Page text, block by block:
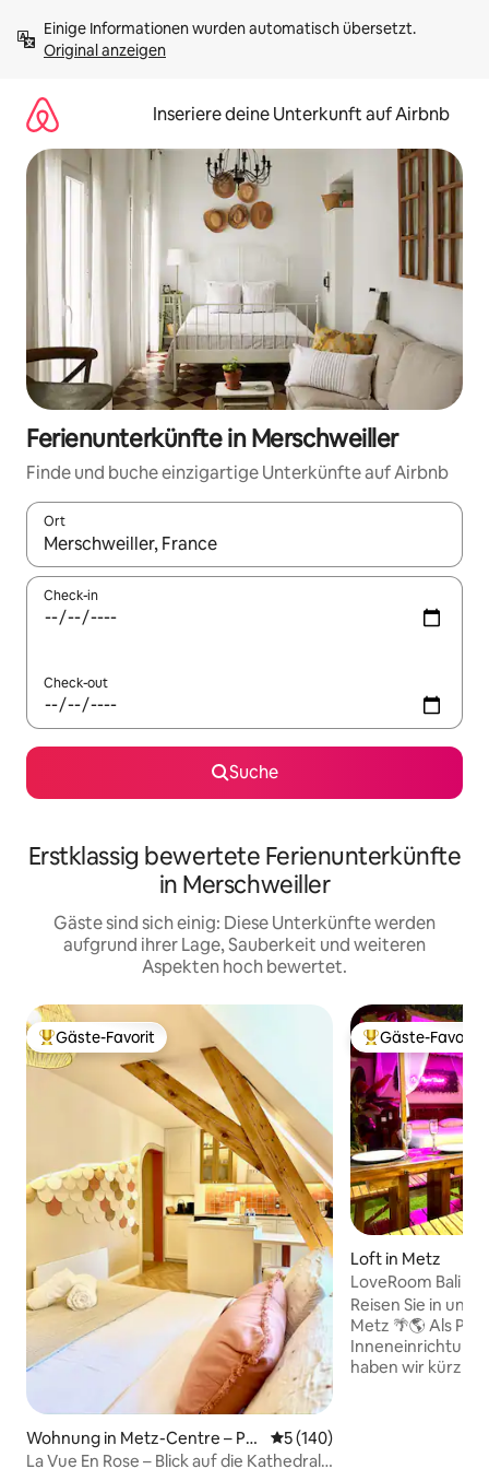
Inhalten
springenOriginal anzeigen
Inseriere deine Unterkunft auf Airbnb
Ferienunterkünfte in Merschweiller
Finde und buche einzigartige Unterkünfte auf Airbnb
Ort
Wenn Ergebnisse verfügbar sind, navigiere mit den
Check-in
Check-out
Suche
Erstklassig bewertete Ferienunterkünfte
in Merschweiller
Gäste sind sich einig: Diese Unterkünfte werden
aufgrund ihrer Lage, Sauberkeit und weiteren
Aspekten hoch bewertet.
Beliebter Gäste-Favorit.
Gäste-Favorit
Wohnung in Metz-Centre – Par
tie – Ancienne Ville
Durchschnittliche
5 (140)
La Vue En Rose – Blick auf die Kathedrale
Beliebter Gäste-
Gäste-Favorit
Loft in Metz
LoveRoom Bali -
Reisen Sie in
Metz 🌴🌎 Als Paar, das sich für
Inneneinrichtung
haben wir